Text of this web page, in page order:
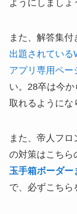
ようにしましょ
また、解答集
出題されている
アプリ専用ペー
い。28卒は今
取れるようにな
また、帝人フ
の対策はこちら
玉手箱ボーダー
で、必ずこちら